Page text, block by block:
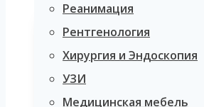
Реанимация
Рентгенология
Хирургия и Эндоскопия
УЗИ
Медицинская мебель